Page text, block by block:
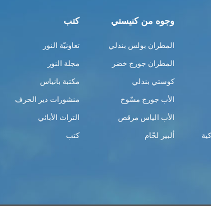
وجوه من كنيستي
المطران بولس بندلي
المطران جورج خضر
كوستي بندلي
الأب جورج مسّوح
الأب الياس مرقص
ألبير لحّام
كتب
تعاونيّة النور
مجلة النور
مكتبة بانياس
منشورات دير الحرف
التراث الأبائي
كتب